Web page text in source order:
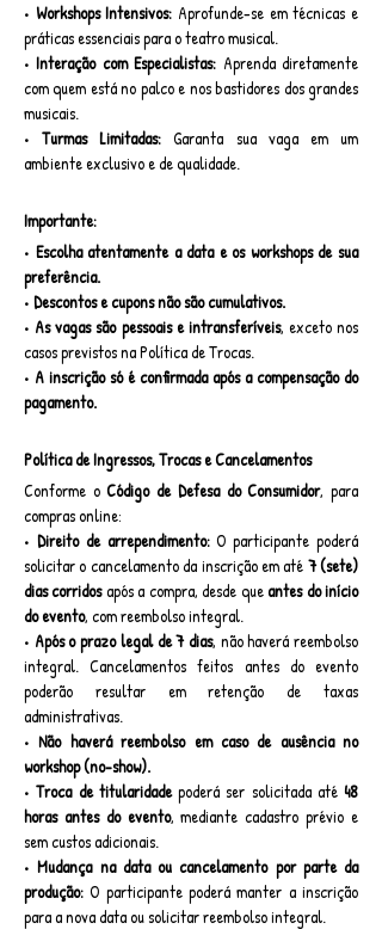
• Workshops Intensivos: Aprofunde-se em técnicas e
práticas essenciais para o teatro musical.
• Interação com Especialistas: Aprenda diretamente
com quem está no palco e nos bastidores dos grandes
musicais.
• Turmas Limitadas: Garanta sua vaga em um
ambiente exclusivo e de qualidade.
Importante:
• Escolha atentamente a data e os workshops de sua
preferência.
• Descontos e cupons não são cumulativos.
• As vagas são pessoais e intransferíveis, exceto nos
casos previstos na Política de Trocas.
• A inscrição só é confirmada após a compensação do
pagamento.
Política de Ingressos, Trocas e Cancelamentos
Conforme o Código de Defesa do Consumidor, para
compras online:
• Direito de arrependimento: O participante poderá
solicitar o cancelamento da inscrição em até 7 (sete)
dias corridos após a compra, desde que antes do início
do evento, com reembolso integral.
• Após o prazo legal de 7 dias, não haverá reembolso
integral. Cancelamentos feitos antes do evento
poderão resultar em retenção de taxas
administrativas.
• Não haverá reembolso em caso de ausência no
workshop (no-show).
• Troca de titularidade poderá ser solicitada até 48
horas antes do evento, mediante cadastro prévio e
sem custos adicionais.
• Mudança na data ou cancelamento por parte da
produção: O participante poderá manter a inscrição
para a nova data ou solicitar reembolso integral.